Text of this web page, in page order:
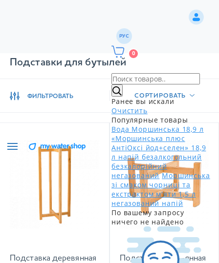
РУС
0
Ранее вы искали
Очистить
Популярные товары
Вода Моршинська 18,9 л
«Моршинська плюс
АнтіОксі йод+селен» 18,9
л напій безалкогольний
безкалорійний
негазований Моршинська
зі смаком чорниці та
екстрактом м'яти 1,5 л
негазований напій
По вашему запросу
ничего не найдено
Подставки для бутылей
ФИЛЬТРОВАТЬ СОРТИРОВАТЬ
Подставка деревянная
Подставка деревянная